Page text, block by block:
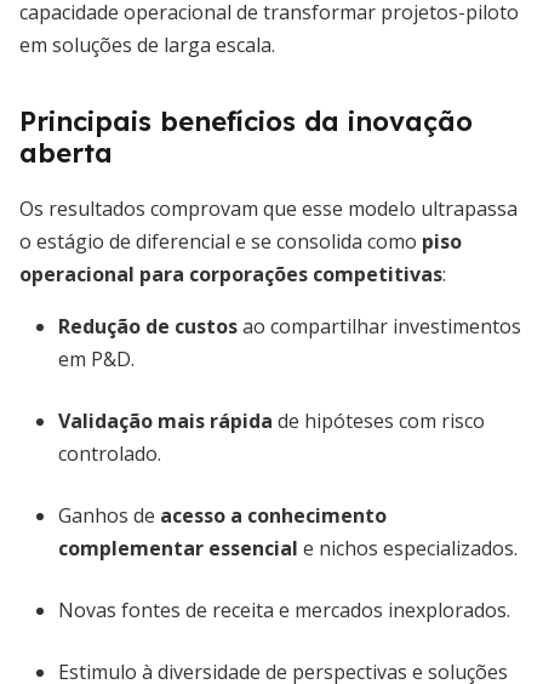
capacidade operacional de transformar projetos-piloto
em soluções de larga escala.
Principais benefícios da inovação
aberta
Os resultados comprovam que esse modelo ultrapassa
o estágio de diferencial e se consolida como piso
operacional para corporações competitivas:
Redução de custosao compartilhar investimentos
em P&D.
Validação mais rápida de hipóteses com risco
controlado.
Ganhos de acesso a conhecimento
complementar essencial e nichos especializados.
Novas fontes de receita e mercados inexplorados.
Estimulo à diversidade de perspectivas e soluções